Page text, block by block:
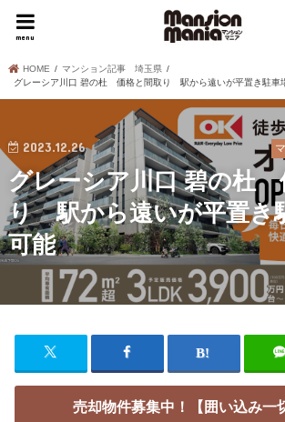
menu
HOME
マンション記事 埼玉県
グレーシア川口 碧の杜 価格と間取り 駅から遠いが平置き駐車
2023.12.26
グレーシア川口 碧の杜
り 駅から遠いが平置き
可能
売却物件募集中！【囲い込み一